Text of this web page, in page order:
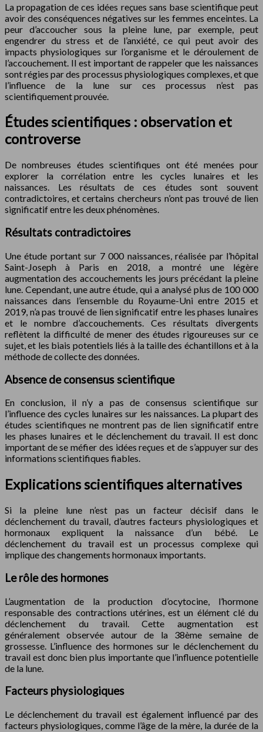
La propagation de ces idées reçues sans base scientifique peut
avoir des conséquences négatives sur les femmes enceintes. La
peur d’accoucher sous la pleine lune, par exemple, peut
engendrer du stress et de l’anxiété, ce qui peut avoir des
impacts physiologiques sur l’organisme et le déroulement de
l’accouchement. Il est important de rappeler que les naissances
sont régies par des processus physiologiques complexes, et que
l’influence de la lune sur ces processus n’est pas
scientifiquement prouvée.
Études scientifiques : observation et
controverse
De nombreuses études scientifiques ont été menées pour
explorer la corrélation entre les cycles lunaires et les
naissances. Les résultats de ces études sont souvent
contradictoires, et certains chercheurs n’ont pas trouvé de lien
significatif entre les deux phénomènes.
Résultats contradictoires
Une étude portant sur 7 000 naissances, réalisée par l’hôpital
Saint-Joseph à Paris en 2018, a montré une légère
augmentation des accouchements les jours précédant la pleine
lune. Cependant, une autre étude, qui a analysé plus de 100 000
naissances dans l’ensemble du Royaume-Uni entre 2015 et
2019, n’a pas trouvé de lien significatif entre les phases lunaires
et le nombre d’accouchements. Ces résultats divergents
reflètent la difficulté de mener des études rigoureuses sur ce
sujet, et les biais potentiels liés à la taille des échantillons et à la
méthode de collecte des données.
Absence de consensus scientifique
En conclusion, il n’y a pas de consensus scientifique sur
l’influence des cycles lunaires sur les naissances. La plupart des
études scientifiques ne montrent pas de lien significatif entre
les phases lunaires et le déclenchement du travail. Il est donc
important de se méfier des idées reçues et de s’appuyer sur des
informations scientifiques fiables.
Explications scientifiques alternatives
Si la pleine lune n’est pas un facteur décisif dans le
déclenchement du travail, d’autres facteurs physiologiques et
hormonaux expliquent la naissance d’un bébé. Le
déclenchement du travail est un processus complexe qui
implique des changements hormonaux importants.
Le rôle des hormones
L’augmentation de la production d’ocytocine, l’hormone
responsable des contractions utérines, est un élément clé du
déclenchement du travail. Cette augmentation est
généralement observée autour de la 38ème semaine de
grossesse. L’influence des hormones sur le déclenchement du
travail est donc bien plus importante que l’influence potentielle
de la lune.
Facteurs physiologiques
Le déclenchement du travail est également influencé par des
facteurs physiologiques, comme l’âge de la mère, la durée de la